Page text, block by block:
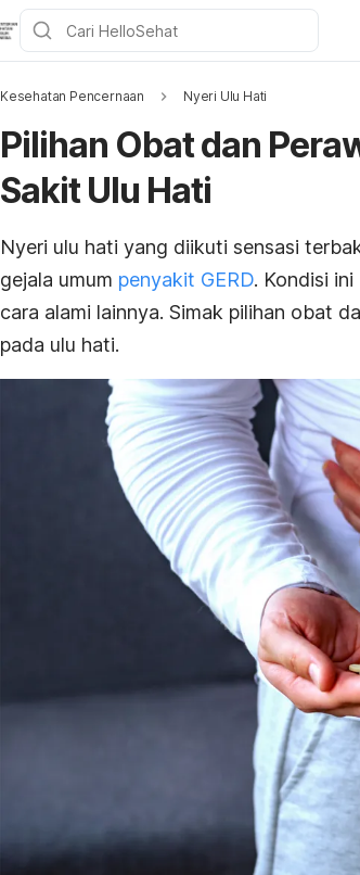
Kesehatan Pencernaan Nyeri Ulu Hati
Pilihan Obat dan
Sakit Ulu Hati
Nyeri ulu hati yang diikuti sensasi
gejala umum penyakit GERD. Kondisi
cara alami lainnya. Simak pilihan obat
pada ulu hati.